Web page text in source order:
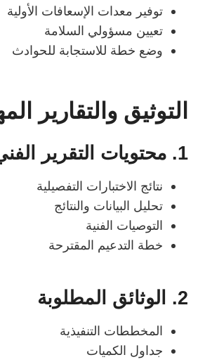
توفير معدات الإسعافات الأولية
تعيين مسؤولي السلامة
وضع خطة للاستجابة للحوادث
التوثيق والتقارير
1. محتويات التقرير الفني
نتائج الاختبارات التفصيلية
تحليل البيانات والنتائج
التوصيات الفنية
خطة التدعيم المقترحة
2. الوثائق المطلوبة
المخططات التنفيذية
جداول الكميات